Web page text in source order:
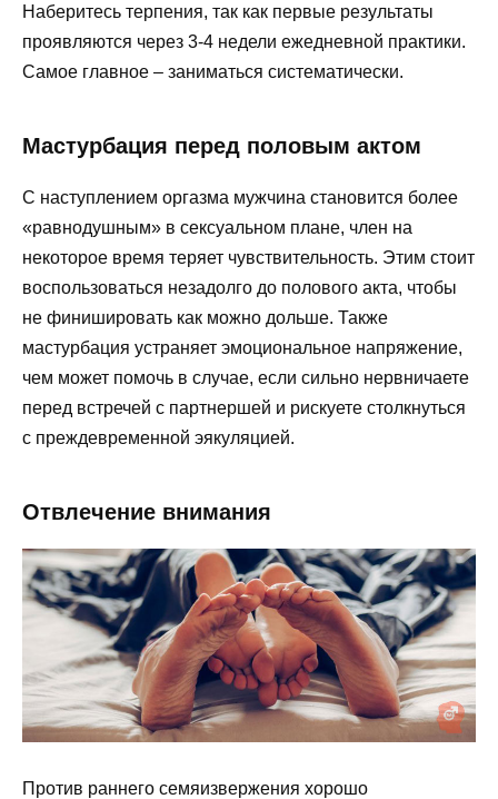
Наберитесь терпения, так как первые результаты
проявляются через 3-4 недели ежедневной практики.
Самое главное – заниматься систематически.
Мастурбация перед половым актом
С наступлением оргазма мужчина становится более
«равнодушным» в сексуальном плане, член на
некоторое время теряет чувствительность. Этим стоит
воспользоваться незадолго до полового акта, чтобы
не финишировать как можно дольше. Также
мастурбация устраняет эмоциональное напряжение,
чем может помочь в случае, если сильно нервничаете
перед встречей с партнершей и рискуете столкнуться
с преждевременной эякуляцией.
Отвлечение внимания
Против раннего семяизвержения хорошо